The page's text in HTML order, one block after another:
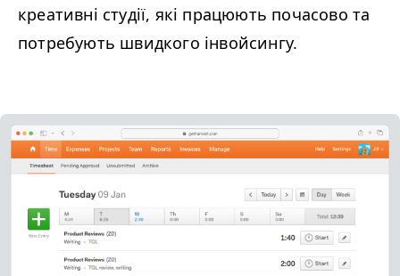
креативні студії, які працюють почасово та
потребують швидкого інвойсингу.